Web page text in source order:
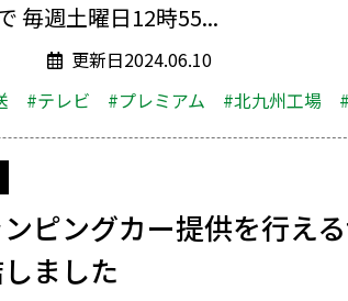
毎週土曜日12時55...
更新日2024.06.10
#テレビ #プレミアム #北九州工場
ピングカー提供を行え
ました